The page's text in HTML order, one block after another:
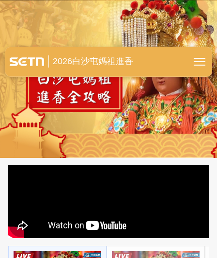
白沙屯媽祖進香全紀錄
2026白沙屯媽祖進香